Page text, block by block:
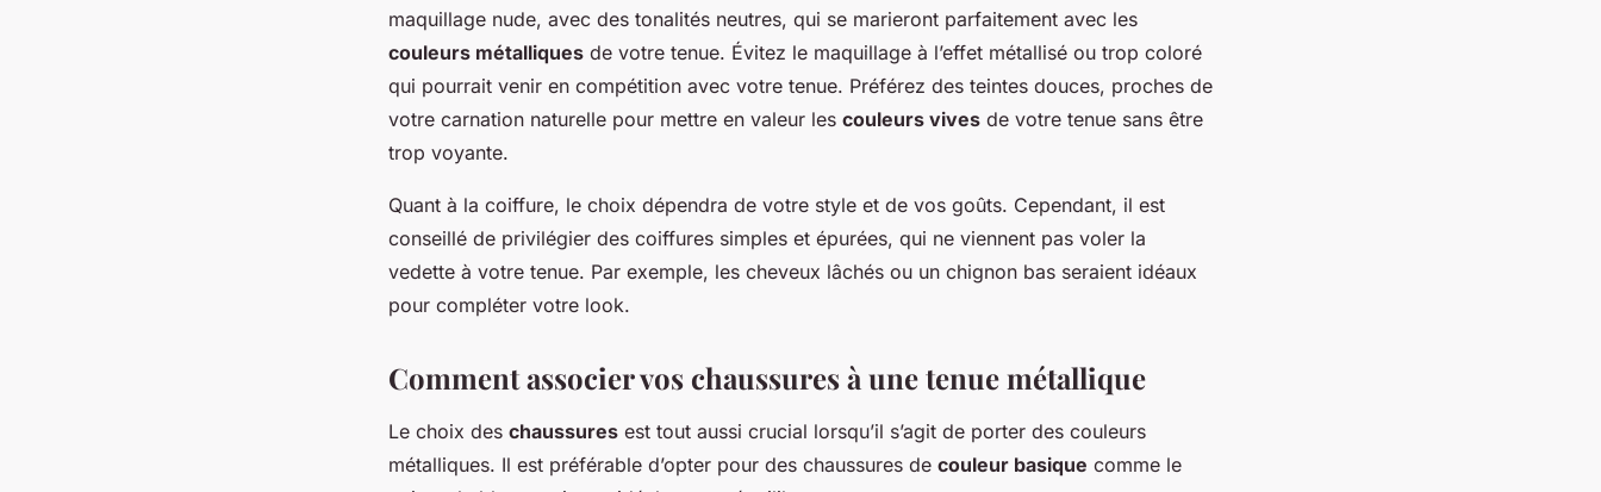
maquillage nude, avec des tonalités neutres, qui se marieront parfaitement avec les
couleurs métalliques de votre tenue. Évitez le maquillage à l’effet métallisé ou trop coloré
qui pourrait venir en compétition avec votre tenue. Préférez des teintes douces, proches de
votre carnation naturelle pour mettre en valeur les couleurs vives de votre tenue sans être
trop voyante.
Quant à la coiffure, le choix dépendra de votre style et de vos goûts. Cependant, il est
conseillé de privilégier des coiffures simples et épurées, qui ne viennent pas voler la
vedette à votre tenue. Par exemple, les cheveux lâchés ou un chignon bas seraient idéaux
pour compléter votre look.
Comment associer vos chaussures à une tenue métallique
Le choix des chaussures est tout aussi crucial lorsqu’il s’agit de porter des couleurs
métalliques. Il est préférable d’opter pour des chaussures de couleur basique comme le